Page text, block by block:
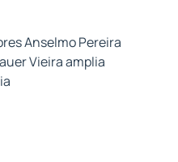
Anselmo Pereira
Vieira amplia